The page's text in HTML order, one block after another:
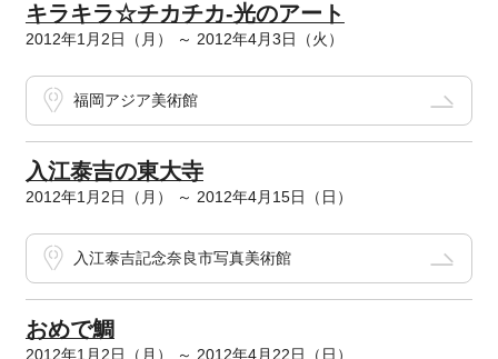
キラキラ☆チカチカ-光のアート
2012年1月2日（月） ～ 2012年4月3日（火）
福岡アジア美術館
入江泰吉の東大寺
2012年1月2日（月） ～ 2012年4月15日（日）
入江泰吉記念奈良市写真美術館
おめで鯛
2012年1月2日（月） ～ 2012年4月22日（日）